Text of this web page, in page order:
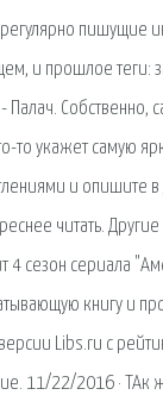
пишущие
и прошлое теги:
Собственно,
то укажет самую
и опишите
читать. Другие
4 сезон сериала
книгу и
Libs.ru с
11/22/2016 · ТАк